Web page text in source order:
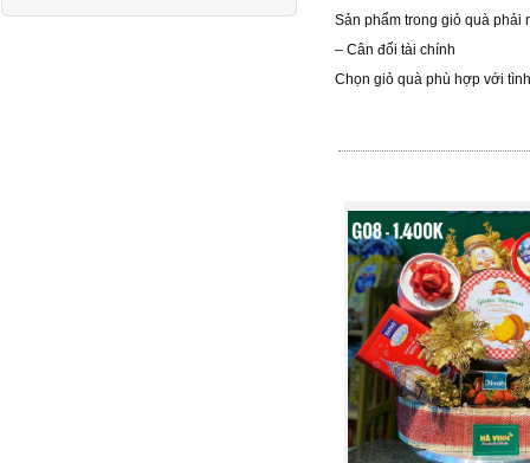
Sản phẩm trong giỏ quà phải
– Cân đối tài chính
Chọn giỏ quà phù hợp với